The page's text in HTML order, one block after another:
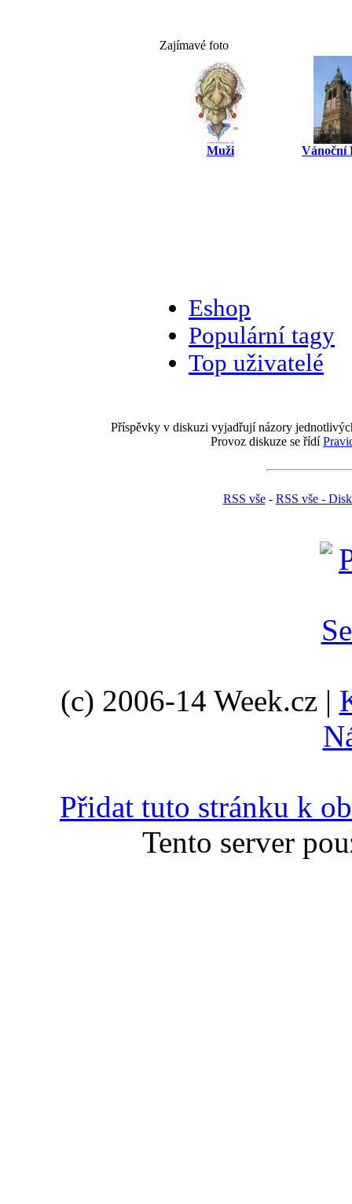
Zajímavé foto
Muži Vánoční
Eshop
Populární tagy
Top uživatelé
Příspěvky v diskuzi vyjadřují názory
Provoz diskuze se řídí
RSS vše- RSS vše -
(c) 2006-14 Week.cz |
Přidat tuto stránku k
Tento server